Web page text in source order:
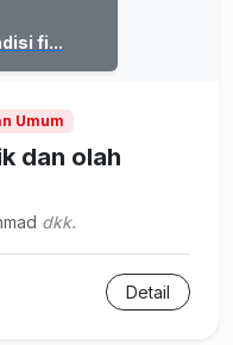
fi...
Umum
dan olah
dkk.
Detail